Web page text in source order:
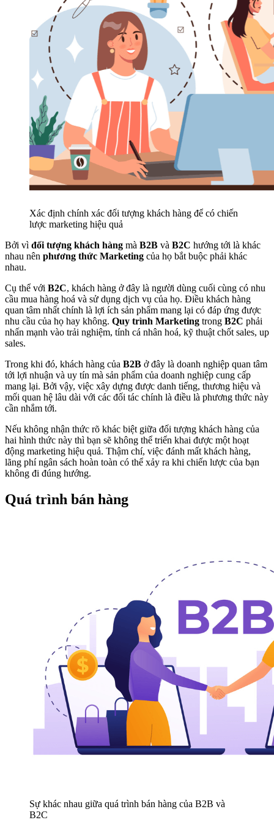
Xác định chính xác đối tượng khách hàng để có chiến
lược marketing hiệu quả
Bởi vì đối tượng khách hàng mà B2B và B2C hướng tới là khác
nhau nên phương thức Marketing của họ bắt buộc phải khác
nhau.
Cụ thể với B2C, khách hàng ở đây là người dùng cuối cùng có nhu
cầu mua hàng hoá và sử dụng dịch vụ của họ. Điều khách hàng
quan tâm nhất chính là lợi ích sản phẩm mang lại có đáp ứng được
nhu cầu của họ hay không. Quy trình Marketing trong B2C phải
nhấn mạnh vào trải nghiệm, tính cá nhân hoá, kỹ thuật chốt sales, up
sales.
Trong khi đó, khách hàng của B2B ở đây là doanh nghiệp quan tâm
tới lợi nhuận và uy tín mà sản phẩm của doanh nghiệp cung cấp
mang lại. Bởi vậy, việc xây dựng được danh tiếng, thương hiệu và
mối quan hệ lâu dài với các đối tác chính là điều là phương thức này
cần nhắm tới.
Nếu không nhận thức rõ khác biệt giữa đối tượng khách hàng của
hai hình thức này thì bạn sẽ không thể triển khai được một hoạt
động marketing hiệu quả. Thậm chí, việc đánh mất khách hàng,
lãng phí ngân sách hoàn toàn có thể xảy ra khi chiến lược của bạn
không đi đúng hướng.
Quá trình bán hàng
Sự khác nhau giữa quá trình bán hàng của B2B và
B2C